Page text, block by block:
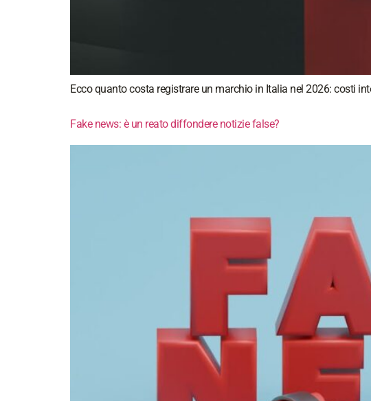
Ecco quanto costa registrare un marchio in Italia nel 2026: costi
Fake news: è un reato diffondere notizie false?